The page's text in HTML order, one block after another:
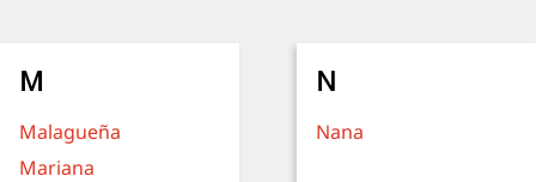
M
Malagueña
Mariana
N
Nana